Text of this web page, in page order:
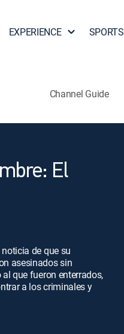
EXPERIENCE SPORTS
Channel Guide
El
de que su
asesinados sin
que fueron enterrados,
a los criminales y